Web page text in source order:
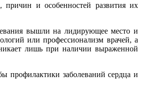
и особенностей развития их
вышли на лидирующее место и
или профессионализм врачей, а
лишь при наличии выраженной
профилактики заболеваний сердца и